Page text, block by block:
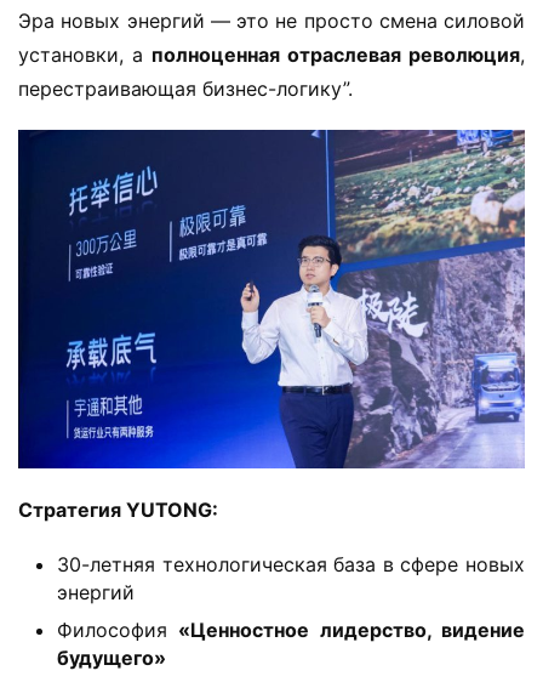
Эра новых энергий — это не просто смена силовой
установки, а ​ ​полноценная отраслевая революция​​,
перестраивающая бизнес-логику”.
​Стратегия YUTONG:​
30-летняя технологическая база в сфере новых
энергий
Философия ​ ​«Ценностное лидерство, видение
будущего»​